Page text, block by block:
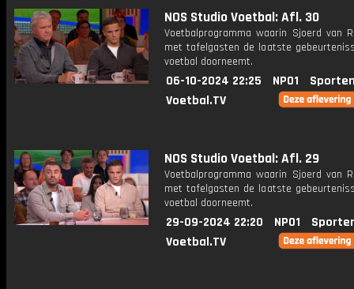
NOS Studio Voetbal: Afl. 30
Voetbalprogramma waarin Sjoerd van
met tafelgasten de laatste
voetbal doorneemt.
06-10-2024 22:25 NPO1
Voetbal.TV
NOS Studio Voetbal: Afl. 29
Voetbalprogramma waarin Sjoerd van
met tafelgasten de laatste
voetbal doorneemt.
29-09-2024 22:20 NPO1
Voetbal.TV